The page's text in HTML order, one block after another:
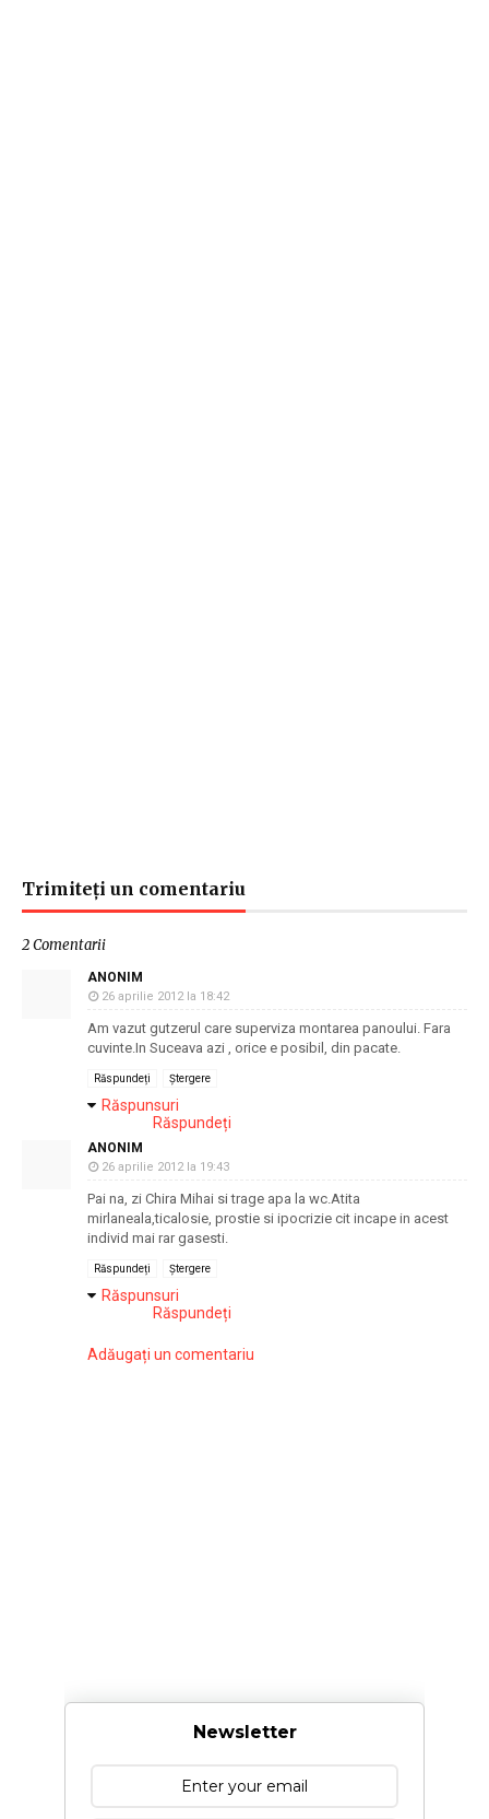
Trimiteți un comentariu
2 Comentarii
ANONIM
26 aprilie 2012 la 18:42
Am vazut gutzerul care superviza montarea panoului. Fara
cuvinte.In Suceava azi , orice e posibil, din pacate.
Răspundeți Ștergere
Răspunsuri
Răspundeți
ANONIM
26 aprilie 2012 la 19:43
Pai na, zi Chira Mihai si trage apa la wc.Atita
mirlaneala,ticalosie, prostie si ipocrizie cit incape in acest
individ mai rar gasesti.
Răspundeți Ștergere
Răspunsuri
Răspundeți
Adăugați un comentariu
Newsletter